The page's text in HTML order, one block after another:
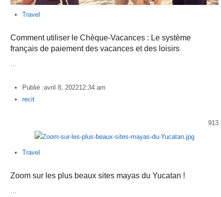
Travel
Comment utiliser le Chèque-Vacances : Le système
français de paiement des vacances et des loisirs
…
Publié :avril 8, 202212:34 am
Author
recit
913
Travel
Zoom sur les plus beaux sites mayas du Yucatan !
…